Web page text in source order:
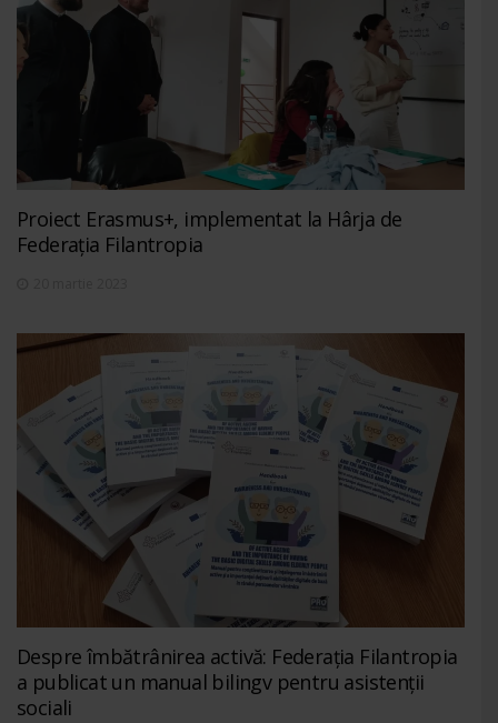
Proiect Erasmus+, implementat la Hârja de
Federația Filantropia
Despre îmbătrânirea activă: Federația Filantropia
a publicat un manual bilingv pentru asistenții
sociali